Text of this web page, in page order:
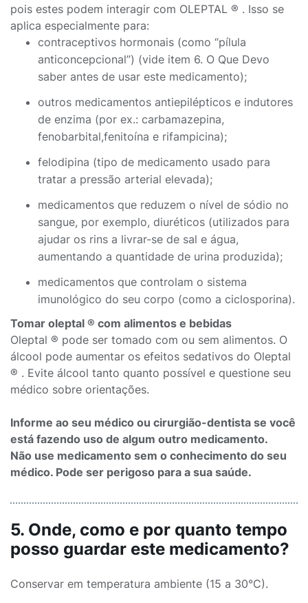
pois estes podem interagir com OLEPTAL ® . Isso se
aplica especialmente para:
contraceptivos hormonais (como “pílula
anticoncepcional”) (vide item 6. O Que Devo
saber antes de usar este medicamento);
outros medicamentos antiepilépticos e indutores
de enzima (por ex.: carbamazepina,
fenobarbital,fenitoína e rifampicina);
felodipina (tipo de medicamento usado para
tratar a pressão arterial elevada);
medicamentos que reduzem o nível de sódio no
sangue, por exemplo, diuréticos (utilizados para
ajudar os rins a livrar-se de sal e água,
aumentando a quantidade de urina produzida);
medicamentos que controlam o sistema
imunológico do seu corpo (como a ciclosporina).
Tomar oleptal ® com alimentos e bebidas
Oleptal ® pode ser tomado com ou sem alimentos. O
álcool pode aumentar os efeitos sedativos do Oleptal
® . Evite álcool tanto quanto possível e questione seu
médico sobre orientações.
Informe ao seu médico ou cirurgião-dentista se você
está fazendo uso de algum outro medicamento.
Não use medicamento sem o conhecimento do seu
médico. Pode ser perigoso para a sua saúde.
5. Onde, como e por quanto tempo
posso guardar este medicamento?
Conservar em temperatura ambiente (15 a 30°C).